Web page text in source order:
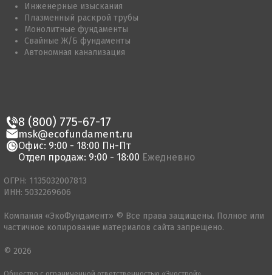
Инженерные изыскания
Плазменный раскрой трубы
Монолитные фундаменты
Свайные Ж/Б фундаменты
Автономная канализация
8 (800) 775-67-17
msk@ecofundament.ru
Офис: 9:00 - 18:00 Пн-Пт
Отдел продаж: 9:00 - 18:00 Ежедневно
ОГРН: 1135032007813
ИНН: 5032269606
Компания «ЭкоФундамент» © Все права защищены. Полное или
частичное копирование материалов сайта запрещено.
© 2026